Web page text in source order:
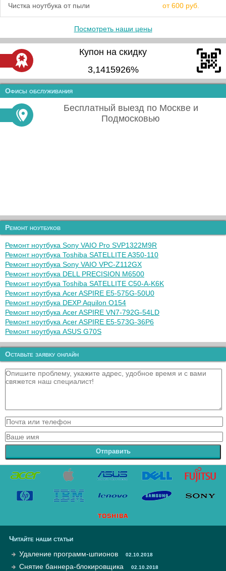
Чистка ноутбука от пыли от 600 руб.
Посмотреть наши цены
Купон на скидку
3,1415926%
Офисы обслуживания
Бесплатный выезд по Москве и
Подмосковью
Ремонт ноутбуков
Ремонт ноутбука Sony VAIO Pro SVP1322M9R
Ремонт ноутбука Toshiba SATELLITE A350-110
Ремонт ноутбука Sony VAIO VPC-Z112GX
Ремонт ноутбука DELL PRECISION M6500
Ремонт ноутбука Toshiba SATELLITE C50-A-K6K
Ремонт ноутбука Acer ASPIRE E5-575G-50U0
Ремонт ноутбука DEXP Aquilon O154
Ремонт ноутбука Acer ASPIRE VN7-792G-54LD
Ремонт ноутбука Acer ASPIRE E5-573G-36P6
Ремонт ноутбука ASUS G70S
Оставьте заявку онлайн
Отправить
Читайте наши статьи
Удаление программ-шпионов
02.10.2018
Снятие баннера-блокировщика 02.10.2018